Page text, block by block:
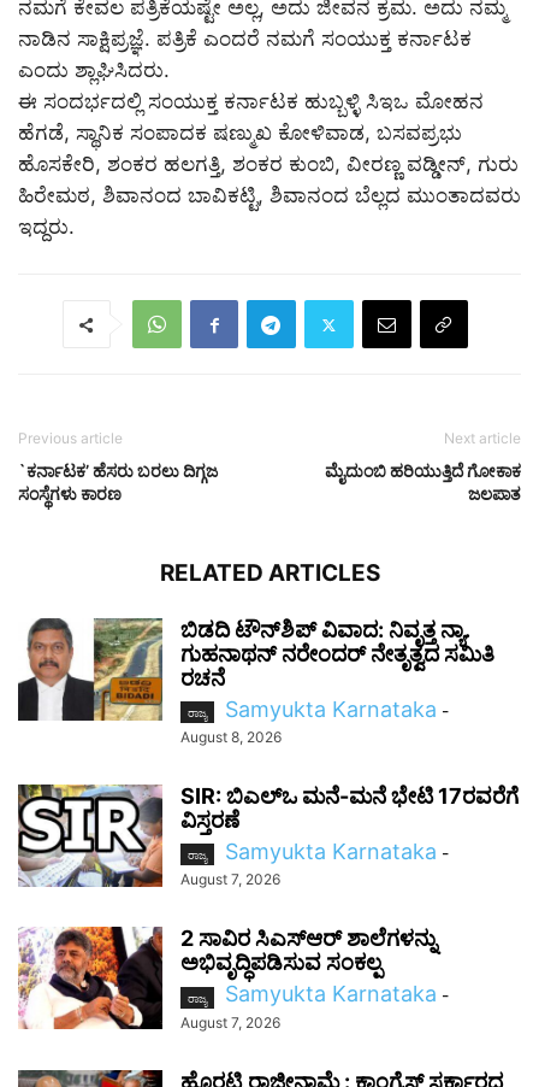
ನಮಗೆ ಕೇವಲ ಪತ್ರಿಕೆಯಷ್ಟೇ ಅಲ್ಲ, ಅದು ಜೀವನ ಕ್ರಮ. ಅದು ನಮ್ಮ
ನಾಡಿನ ಸಾಕ್ಷಿಪ್ರಜ್ಞೆ. ಪತ್ರಿಕೆ ಎಂದರೆ ನಮಗೆ ಸಂಯುಕ್ತ ಕರ್ನಾಟಕ
ಎಂದು ಶ್ಲಾಘಿಸಿದರು.
ಈ ಸಂದರ್ಭದಲ್ಲಿ ಸಂಯುಕ್ತ ಕರ್ನಾಟಕ ಹುಬ್ಬಳ್ಳಿ ಸಿಇಒ ಮೋಹನ
ಹೆಗಡೆ, ಸ್ಥಾನಿಕ ಸಂಪಾದಕ ಷಣ್ಮುಖ ಕೋಳಿವಾಡ, ಬಸವಪ್ರಭು
ಹೊಸಕೇರಿ, ಶಂಕರ ಹಲಗತ್ತಿ, ಶಂಕರ ಕುಂಬಿ, ವೀರಣ್ಣ ವಡ್ಡೀನ್, ಗುರು
ಹಿರೇಮಠ, ಶಿವಾನಂದ ಬಾವಿಕಟ್ಟಿ, ಶಿವಾನಂದ ಬೆಲ್ಲದ ಮುಂತಾದವರು
ಇದ್ದರು.
Previous article
`ಕರ್ನಾಟಕ’ ಹೆಸರು ಬರಲು ದಿಗ್ಗಜ
ಸಂಸ್ಥೆಗಳು ಕಾರಣ
Next article
ಮೈದುಂಬಿ ಹರಿಯುತ್ತಿದೆ ಗೋಕಾಕ
ಜಲಪಾತ
RELATED ARTICLES
ಬಿಡದಿ ಟೌನ್‌ಶಿಪ್ ವಿವಾದ: ನಿವೃತ್ತ ನ್ಯಾ.
ಗುಹನಾಥನ್ ನರೇಂದರ್ ನೇತೃತ್ವದ ಸಮಿತಿ
ರಚನೆ
ರಾಜ್ಯ Samyukta Karnataka -
August 8, 2026
SIR: ಬಿಎಲ್ಒ ಮನೆ-ಮನೆ ಭೇಟಿ 17ರವರೆಗೆ
ವಿಸ್ತರಣೆ
ರಾಜ್ಯ Samyukta Karnataka -
August 7, 2026
2 ಸಾವಿರ ಸಿಎಸ್‌ಆರ್ ಶಾಲೆಗಳನ್ನು
ಅಭಿವೃದ್ಧಿಪಡಿಸುವ ಸಂಕಲ್ಪ
ರಾಜ್ಯ Samyukta Karnataka -
August 7, 2026
ಹೊರಟ್ಟಿ ರಾಜೀನಾಮೆ : ಕಾಂಗ್ರೆಸ್ ಸರ್ಕಾರದ